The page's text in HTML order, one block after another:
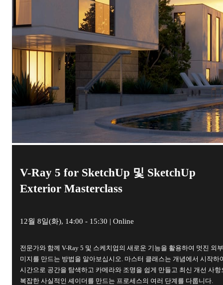
V-Ray 5 for SketchUp 및 SketchUp
Exterior Masterclass
12월 8일(화), 14:00 - 15:30 | Online
전문가와 함께 V-Ray 5 및 스케치업의 새로운 기능을 활용하여 멋진 외
미지를 만드는 방법을 알아보십시오. 마스터 클래스는 개념에서 시작하
시간으로 공간을 탐색하고 카메라와 조명을 쉽게 만들고 최신 개선 사항
복잡한 사실적인 셰이더를 만드는 프로세스의 여러 단계를 다룹니다.